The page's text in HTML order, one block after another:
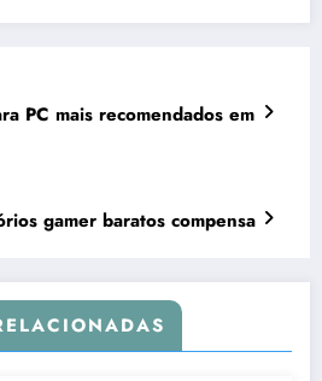
PC mais recomendados em
gamer baratos compensa